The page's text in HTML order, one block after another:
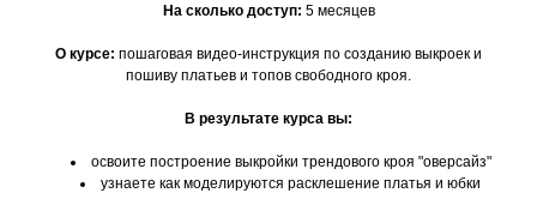
На сколько доступ: 5 месяцев
О курсе: пошаговая видео-инструкция по созданию выкроек и
пошиву платьев и топов свободного кроя.
В результате курса вы:
освоите построение выкройки трендового кроя "оверсайз"
узнаете как моделируются расклешение платья и юбки